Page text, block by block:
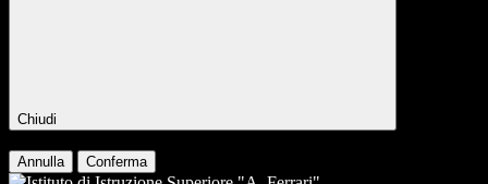
Chiudi
Annulla Conferma